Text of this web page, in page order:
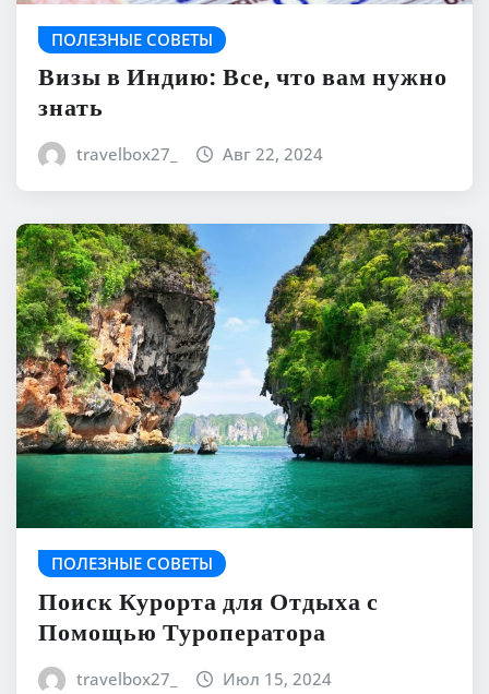
ПОЛЕЗНЫЕ СОВЕТЫ
Визы в Индию: Все, что вам нужно
знать
travelbox27_ Авг 22, 2024
ПОЛЕЗНЫЕ СОВЕТЫ
Поиск Курорта для Отдыха с
Помощью Туроператора
travelbox27_ Июл 15, 2024